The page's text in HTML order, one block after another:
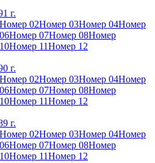
г.
Номер 02Номер 03Номер 04Номер
Номер 07Номер 08Номер
Номер 11Номер 12
г.
Номер 02Номер 03Номер 04Номер
Номер 07Номер 08Номер
Номер 11Номер 12
г.
Номер 02Номер 03Номер 04Номер
Номер 07Номер 08Номер
Номер 11Номер 12